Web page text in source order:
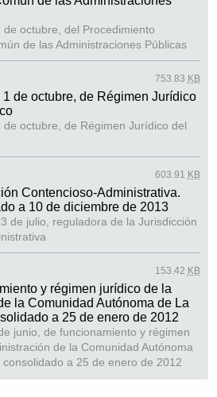
octubre, del Procedimiento
de las Administraciones Públicas
753.83 KB
1 de octubre, de Régimen Jurídico
de octubre, de Régimen Jurídico del
603.91 KB
Contencioso-Administrativa.
a 10 de diciembre de 2013
de julio, reguladora de la Jurisdicción
153.42 KB
y régimen jurídico de la
la Comunidad Autónoma de La
a 25 de enero de 2012
junio, de funcionamiento y régimen
de la Comunidad Autónoma
consolidado a 25 de enero de 2012